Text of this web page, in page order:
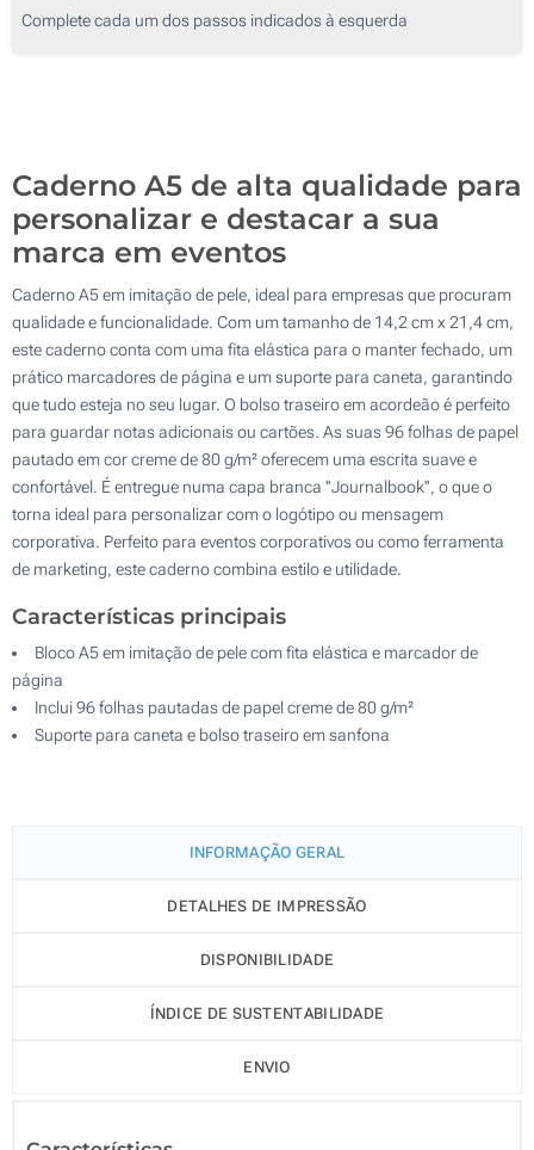
50
Complete cada um dos passos indicados à esquerda
Caderno A5 de alta qualidade para
personalizar e destacar a sua
marca em eventos
Caderno A5 em imitação de pele, ideal para empresas que procuram
qualidade e funcionalidade. Com um tamanho de 14,2 cm x 21,4 cm,
este caderno conta com uma fita elástica para o manter fechado, um
prático marcadores de página e um suporte para caneta, garantindo
que tudo esteja no seu lugar. O bolso traseiro em acordeão é perfeito
para guardar notas adicionais ou cartões. As suas 96 folhas de papel
pautado em cor creme de 80 g/m² oferecem uma escrita suave e
confortável. É entregue numa capa branca ''Journalbook'', o que o
torna ideal para personalizar com o logótipo ou mensagem
corporativa. Perfeito para eventos corporativos ou como ferramenta
de marketing, este caderno combina estilo e utilidade.
Características principais
Bloco A5 em imitação de pele com fita elástica e marcador de
página
Inclui 96 folhas pautadas de papel creme de 80 g/m²
Suporte para caneta e bolso traseiro em sanfona
INFORMAÇÃO GERAL
DETALHES DE IMPRESSÃO
DISPONIBILIDADE
ÍNDICE DE SUSTENTABILIDADE
ENVIO